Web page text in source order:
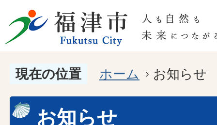
現在の位置 ホーム お知らせ
お知らせ